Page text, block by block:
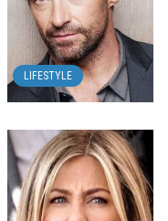
LIFESTYLE